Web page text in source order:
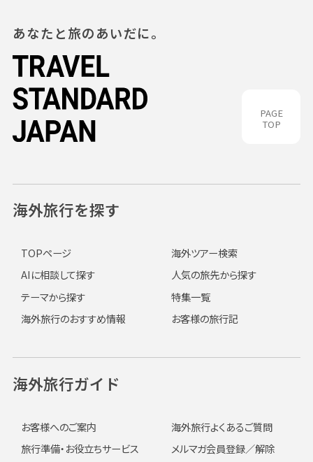
PAGE
TOP
あなたと旅のあいだに。
海外旅行を探す
TOPページ
海外ツアー検索
AIに相談して探す
人気の旅先から探す
テーマから探す
特集一覧
海外旅行のおすすめ情報
お客様の旅行記
海外旅行ガイド
お客様へのご案内
海外旅行よくあるご質問
旅行準備・お役立ちサービス
メルマガ会員登録／解除